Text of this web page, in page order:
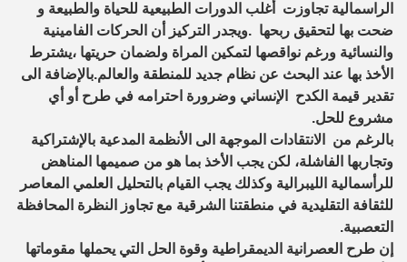
الراسمالية تجاوزت أغلب الدورات الطبيعية للحياة والطبيعة و
ضحت بها لتحقيق ربحها .ويجدر التركيز أن الحركات الفامينية
والنسائية ورغم نواقصها لتمكين المراة ولضمان حريتها ،يشترط
الأخذ بها عند البحث عن نظام جديد للمنطقة والعالم.بالإضافة الى
تقدير قيمة الكدح الإنساني وضرورة احترامه في طرح أو أي
مشروع للحل.
بالرغم من الانتقادات الموجهة الى الأنظمة المدعية بالإشتراكية
وتجاربها الفاشلة، لكن يجب الأخذ بما هو من صميمها المناهض
للرأسمالية الليبرالية وكذلك يجب القيام بالتحليل العلمي المعاصر
للثقافة التقليدية في منطقتنا الشرقية مع تجاوز النظرة المحافظة
التعصبية.
إن طرح العصرانية الديمقراطية وقوة الحل التي يحملها مقوماتها